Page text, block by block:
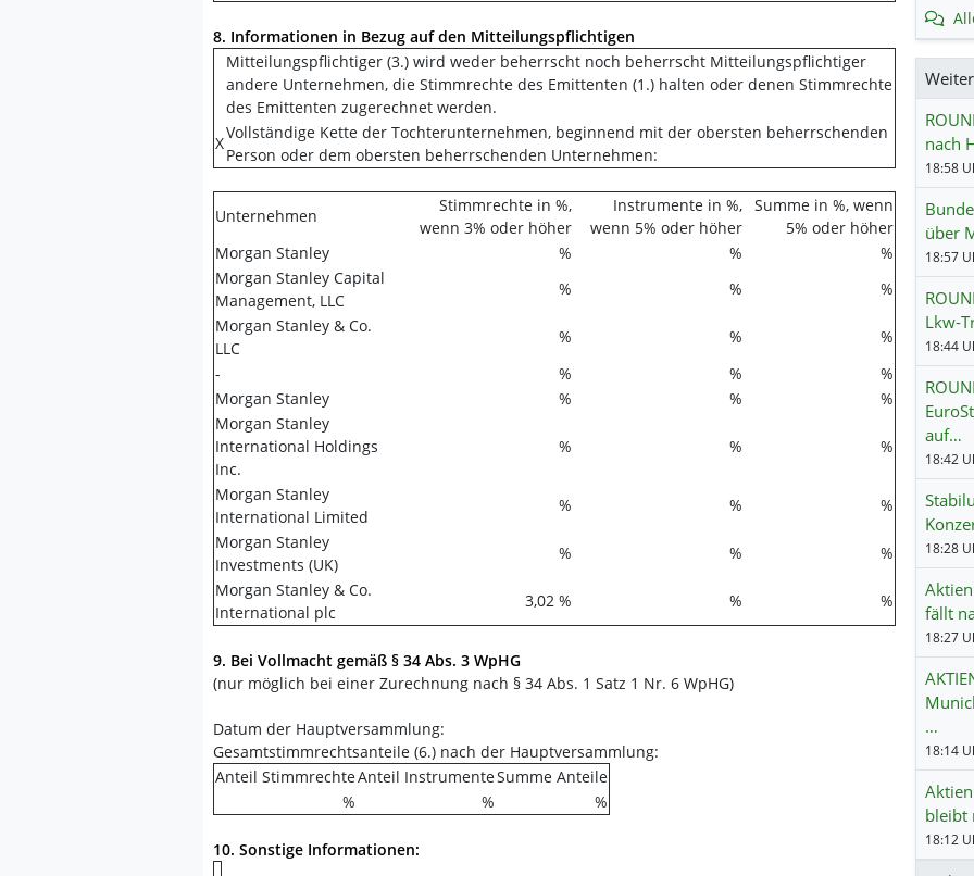
8. Informationen in Bezug auf den Mitteilungspflichtigen
Mitteilungspflichtiger (3.) wird weder beherrscht noch beherrscht Mitteilungspflichtiger
andere Unternehmen, die Stimmrechte des Emittenten (1.) halten oder denen Stimmrechte
des Emittenten zugerechnet werden.
X
Vollständige Kette der Tochterunternehmen, beginnend mit der obersten beherrschenden
Person oder dem obersten beherrschenden Unternehmen:
Unternehmen
Stimmrechte in %,
wenn 3% oder höher
Instrumente in %,
wenn 5% oder höher
Summe in %, wenn
5% oder höher
Morgan Stanley
% %
%
Morgan Stanley Capital
Management, LLC
% %
%
Morgan Stanley & Co.
LLC
% %
%
-
% %
%
Morgan Stanley
% %
%
Morgan Stanley
International Holdings
Inc.
% % %
Morgan Stanley
International Limited
% %
%
Morgan Stanley
Investments (UK)
% %
%
Morgan Stanley & Co.
International plc
3,02 % % %
9. Bei Vollmacht gemäß § 34 Abs. 3 WpHG
(nur möglich bei einer Zurechnung nach § 34 Abs. 1 Satz 1 Nr. 6 WpHG)
Datum der Hauptversammlung:
Gesamtstimmrechtsanteile (6.) nach der Hauptversammlung:
Anteil StimmrechteAnteil InstrumenteSumme Anteile
%
% %
10. Sonstige Informationen:
nach
18:58
über
18:57
Lkw-
18:44
auf…
18:42
18:28
fällt
18:27
…
18:14
bleibt
18:12